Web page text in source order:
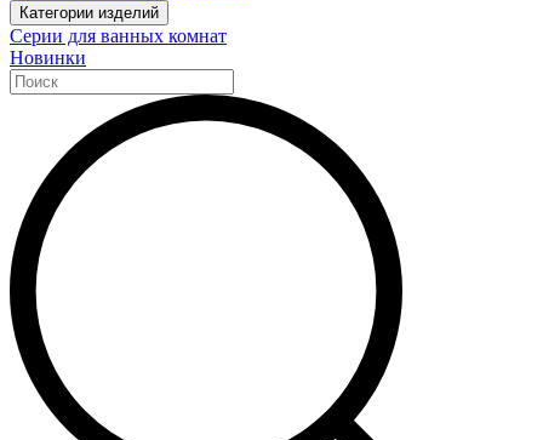
Категории изделий
Серии для ванных комнат
Новинки